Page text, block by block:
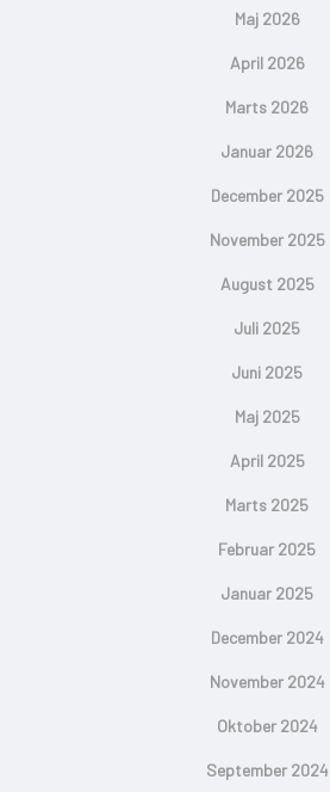
Maj 2026
April 2026
Marts 2026
Januar 2026
December 2025
November 2025
August 2025
Juli 2025
Juni 2025
Maj 2025
April 2025
Marts 2025
Februar 2025
Januar 2025
December 2024
November 2024
Oktober 2024
September 2024